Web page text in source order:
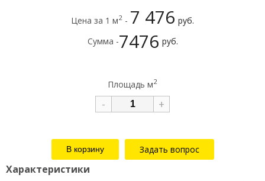
Цена за 1 м2 - 7 476 руб.
Сумма -7476 руб.
Площадь м2
- +
Задать вопрос